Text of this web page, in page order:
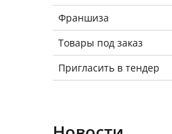
Франшиза
Товары под заказ
Пригласить в тендер